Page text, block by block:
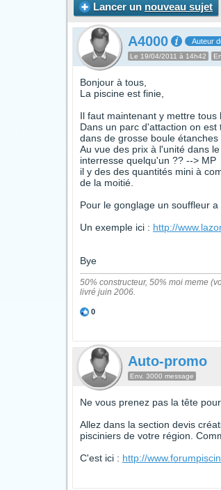
Lancer un nouveau sujet
A4000 Auteur
Le 19/04/2011 à 14h42
Bonjour à tous,
La piscine est finie,
Il faut maintenant y mettre tous
Dans un parc d'attaction on
dans de grosse boule
Au vue des prix à l'unité dans
interresse quelqu'un ?? --> MP
il y des des quantités mini à
de la moitié.
Pour le gonglage un souffleur a
Un exemple ici : http://
Bye
50% constructeur, 50% moi meme
livré juin 2006.
0
Auto-promo
Env. 3000 message
Ne vous prenez pas la tête
Allez dans la section devis
pisciniers de votre région.
C'est ici : http://